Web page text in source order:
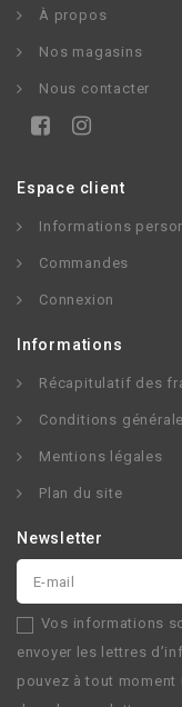
À propos
Nos magasins
Nous contacter
Espace client
Informations
Commandes
Connexion
Informations
Récapitulatif des
Conditions
Mentions légales
Plan du site
Newsletter
Vos informations
envoyer les lettres
pouvez à tout